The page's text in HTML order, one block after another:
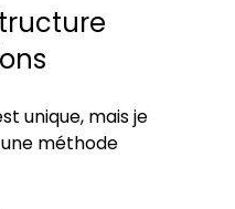
unique, mais je
méthode